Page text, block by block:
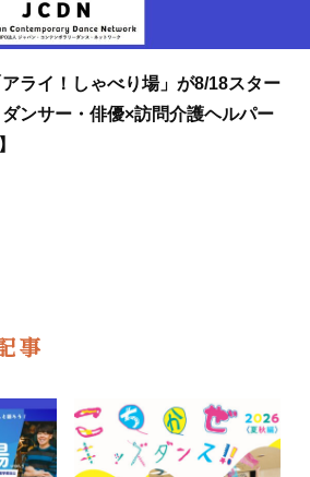
ライ！しゃべり場」が8/18スター
ダンサー・俳優×訪問介護ヘルパー
事